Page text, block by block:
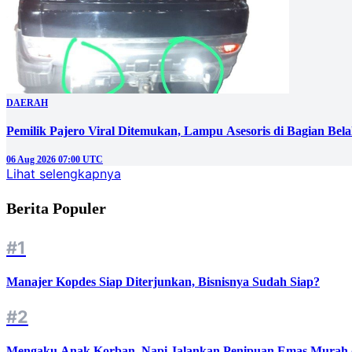
DAERAH
Pemilik Pajero Viral Ditemukan, Lampu Asesoris di Bagian
06 Aug 2026 07:00 UTC
Lihat selengkapnya
Berita Populer
#1
Manajer Kopdes Siap Diterjunkan, Bisnisnya Sudah Siap?
#2